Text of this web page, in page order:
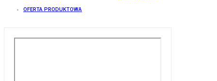
OFERTA PRODUKTOWA